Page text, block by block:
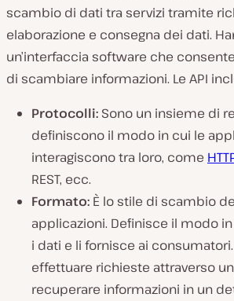
scambio di dati tra servizi tramite
elaborazione e consegna dei dati.
un’interfaccia software che
di scambiare informazioni. Le API
Protocolli: Sono un insieme di
definiscono il modo in cui le
interagiscono tra loro, come
REST, ecc.
Formato: È lo stile di scambio
applicazioni. Definisce il modo in
i dati e li fornisce ai
effettuare richieste attraverso
recuperare informazioni in un